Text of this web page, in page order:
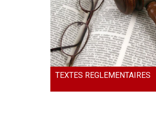
TEXTES REGLEMENTAIRES